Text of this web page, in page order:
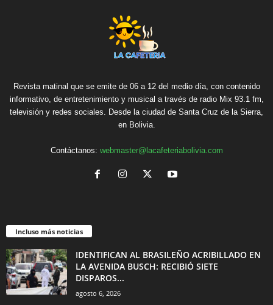
Revista matinal que se emite de 06 a 12 del medio día, con contenido
informativo, de entretenimiento y musical a través de radio Mix 93.1 fm,
televisión y redes sociales. Desde la ciudad de Santa Cruz de la Sierra,
en Bolivia.
Contáctanos: webmaster@lacafeteriabolivia.com
Incluso más noticias
IDENTIFICAN AL BRASILEÑO ACRIBILLADO EN
LA AVENIDA BUSCH: RECIBIÓ SIETE
DISPAROS...
agosto 6, 2026